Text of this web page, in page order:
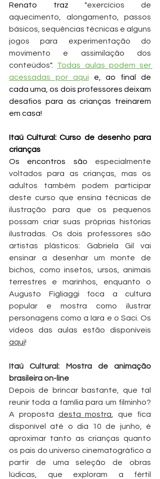
Renato traz "exercícios de
aquecimento, alongamento, passos
básicos, sequências técnicas e alguns
jogos para experimentação do
movimento e assimilação dos
conteúdos". Todas aulas podem ser
acessadas por aqui e, ao final de
cada uma, os dois professores deixam
desafios para as crianças treinarem
em casa!
Itaú Cultural: Curso de desenho para
crianças
Os encontros são especialmente
voltados para as crianças, mas os
adultos também podem participar
deste curso que ensina técnicas de
ilustração para que os pequenos
possam criar suas próprias histórias
ilustradas. Os dois professores são
artistas plásticos: Gabriela Gil vai
ensinar a desenhar um monte de
bichos, como insetos, ursos, animais
terrestres e marinhos, enquanto o
Augusto Figliaggi foca a cultura
popular e mostra como ilustrar
personagens como a Iara e o Saci. Os
aqui!
Itaú Cultural: Mostra de animação
brasileira on-line
Depois de brincar bastante, que tal
reunir toda a família para um filminho?
A proposta desta mostra , que fica
disponível até o dia 10 de junho, é
aproximar tanto as crianças quanto
os pais do universo cinematográfico a
partir de uma seleção de obras
lúdicas, que exploram a fértil